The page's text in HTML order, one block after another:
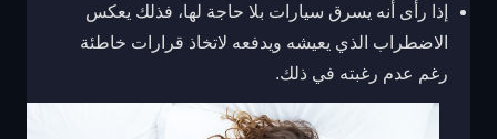
إذا رأى أنه يسرق سيارات بلا حاجة لها، فذلك يعكس
الاضطراب الذي يعيشه ويدفعه لاتخاذ قرارات خاطئة
رغم عدم رغبته في ذلك.